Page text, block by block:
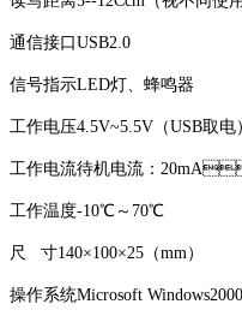
通信接口USB2.0
信号指示LED灯、蜂鸣器
工作电压4.5V~5.5V（USB取电
工作电流待机电流：20mA
工作温度-10℃～70℃
尺 寸140×100×25（mm）
操作系统Microsoft